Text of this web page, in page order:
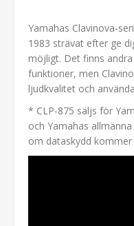
Yamahas Clavinova-
1983 strävat efter ge
möjligt. Det finns
funktioner, men
ljudkvalitet och
* CLP-875 säljs för
och Yamahas
om dataskydd